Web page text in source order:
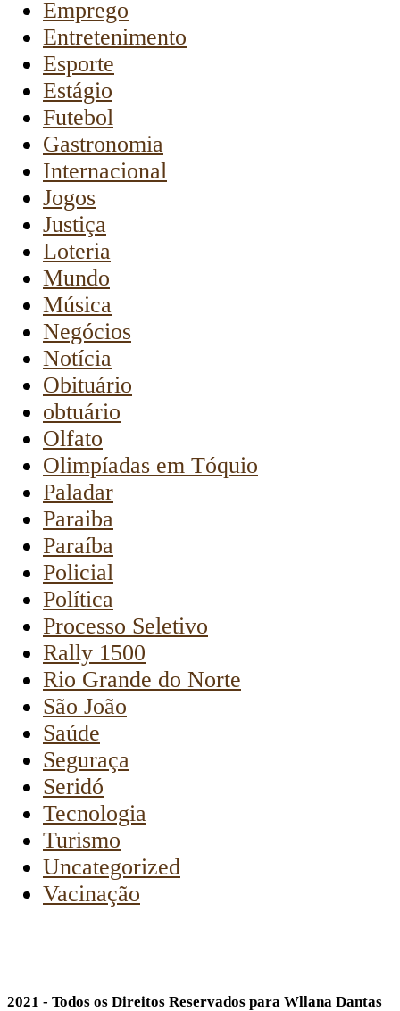
Emprego
Entretenimento
Esporte
Estágio
Futebol
Gastronomia
Internacional
Jogos
Justiça
Loteria
Mundo
Música
Negócios
Notícia
Obituário
obtuário
Olfato
Olimpíadas em Tóquio
Paladar
Paraiba
Paraíba
Policial
Política
Processo Seletivo
Rally 1500
Rio Grande do Norte
São João
Saúde
Seguraça
Seridó
Tecnologia
Turismo
Uncategorized
Vacinação
2021 - Todos os Direitos Reservados para Wllana Dantas